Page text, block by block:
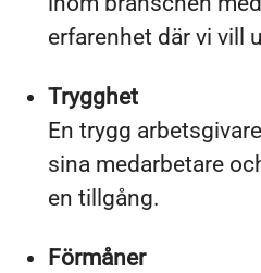
erfarenhet där vi vill
Trygghet
En trygg
sina medarbetare
en tillgång.
Förmåner